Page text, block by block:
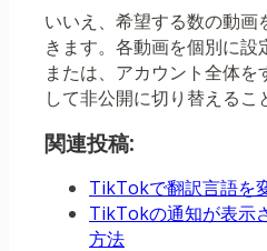
いいえ、希望する数の動
きます。各動画を個別に設
または、アカウント全体
して非公開に切り替えるこ
関連投稿:
TikTokで翻訳言語を
TikTokの通知が表示
方法